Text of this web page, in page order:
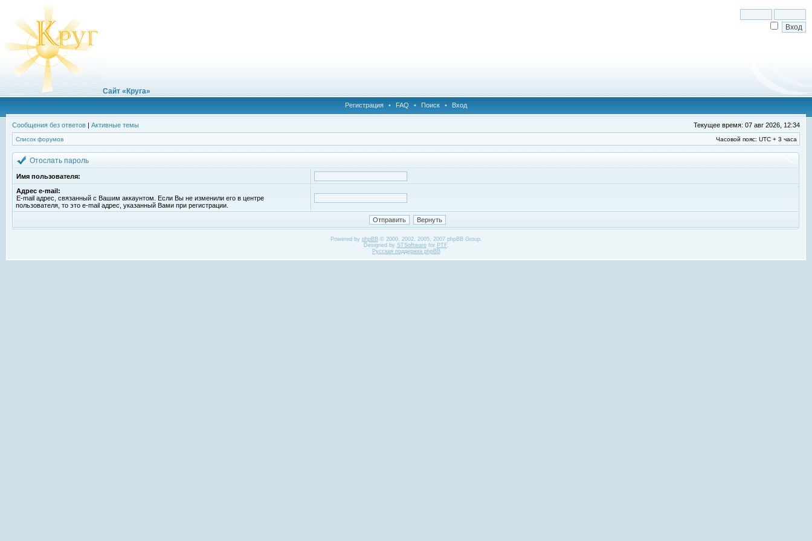
Сайт «Круга»
Регистрация • FAQ • Поиск • Вход
Сообщения без ответов | Активные темы Текущее время: 07 авг 2026, 12:34
Список форумов Часовой пояс: UTC + 3 часа
Отослать пароль
Имя пользователя:
Адрес e-mail:
E-mail адрес, связанный с Вашим аккаунтом. Если Вы не изменили его в центре
пользователя, то это e-mail адрес, указанный Вами при регистрации.
Powered by phpBB© 2000, 2002, 2005, 2007 phpBB Group.
Designed by STSoftwarefor PTF.
Русская поддержка phpBB